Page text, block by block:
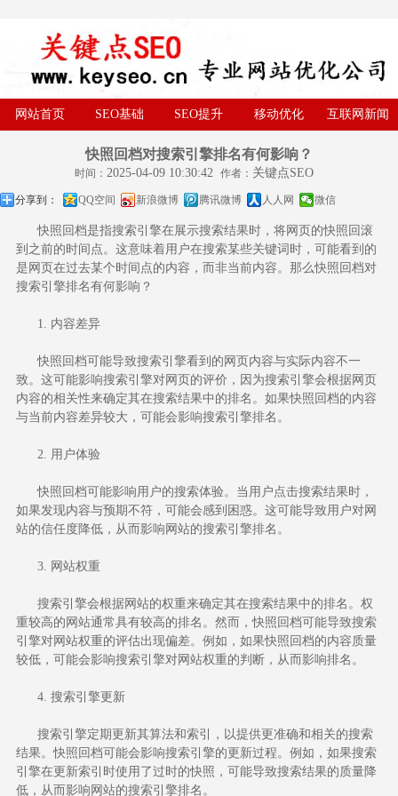
网站首页 SEO基础 SEO提升 移动优化 互联网新闻
快照回档对搜索引擎排名有何影响？
时间： 2025-04-09 10:30:42 作者： 关键点SEO
分享到： QQ空间 新浪微博 腾讯微博 人人网 微信
快照回档是指搜索引擎在展示搜索结果时，将网页的快照回滚
到之前的时间点。这意味着用户在搜索某些关键词时，可能看到的
是网页在过去某个时间点的内容，而非当前内容。那么快照回档对
搜索引擎排名有何影响？
1. 内容差异
快照回档可能导致搜索引擎看到的网页内容与实际内容不一
致。这可能影响搜索引擎对网页的评价，因为搜索引擎会根据网页
内容的相关性来确定其在搜索结果中的排名。如果快照回档的内容
与当前内容差异较大，可能会影响搜索引擎排名。
2. 用户体验
快照回档可能影响用户的搜索体验。当用户点击搜索结果时，
如果发现内容与预期不符，可能会感到困惑。这可能导致用户对网
站的信任度降低，从而影响网站的搜索引擎排名。
3. 网站权重
搜索引擎会根据网站的权重来确定其在搜索结果中的排名。权
重较高的网站通常具有较高的排名。然而，快照回档可能导致搜索
引擎对网站权重的评估出现偏差。例如，如果快照回档的内容质量
较低，可能会影响搜索引擎对网站权重的判断，从而影响排名。
4. 搜索引擎更新
搜索引擎定期更新其算法和索引，以提供更准确和相关的搜索
结果。快照回档可能会影响搜索引擎的更新过程。例如，如果搜索
引擎在更新索引时使用了过时的快照，可能导致搜索结果的质量降
低，从而影响网站的搜索引擎排名。